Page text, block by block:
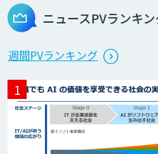
製造業特化
財/FMEA/
異常検知AI
ニュースPVランキ
週間PVランキング